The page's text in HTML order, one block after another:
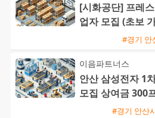
[시화공단] 프레
업자 모집 (초보
#경기 안
이음파트너스
안산 삼성전자 1
모집 상여금 300
#경기 안산